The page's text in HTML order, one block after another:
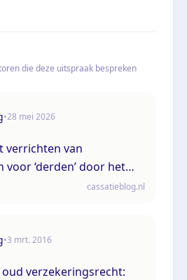
die deze uitspraak bespreken
•28 mei 2026
verrichten van
‘derden’ door het
cassatieblog.nl
•3 mrt. 2016
verzekeringsrecht: